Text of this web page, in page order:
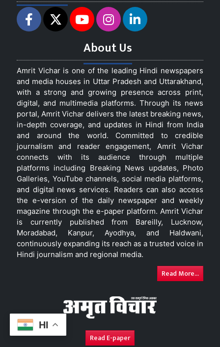
HI
About Us
Amrit Vichar is one of the leading Hindi newspapers
and media houses in Uttar Pradesh and Uttarakhand,
with a strong and growing presence across print,
digital, and multimedia platforms. Through its news
portal, Amrit Vichar delivers the latest breaking news,
in-depth coverage, and updates in Hindi from India
and around the world. Committed to credible
journalism and reader engagement, Amrit Vichar
connects with its audience through multiple
platforms including Breaking News updates, Photo
Galleries, YouTube channels, social media platforms,
and digital news services. Readers can also access
the e-version of the daily newspaper and weekly
magazine through the e-paper platform. Amrit Vichar
is currently published from Bareilly, Lucknow,
Moradabad, Kanpur, Ayodhya, and Haldwani,
continuously expanding its reach as a trusted voice in
Hindi journalism and regional media.
Read More...
Read E-paper